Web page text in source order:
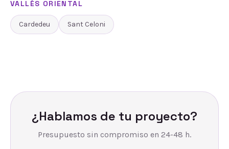
VALLÈS ORIENTAL
Cardedeu Sant Celoni
¿Hablamos de tu proyecto?
Presupuesto sin compromiso en 24-48 h.